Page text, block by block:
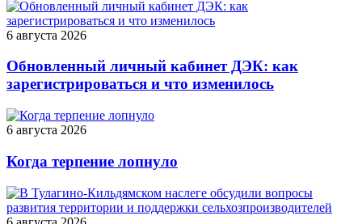
6 августа 2026
Обновленный личный кабинет ДЭК: как
зарегистрироваться и что изменилось
6 августа 2026
Когда терпение лопнуло